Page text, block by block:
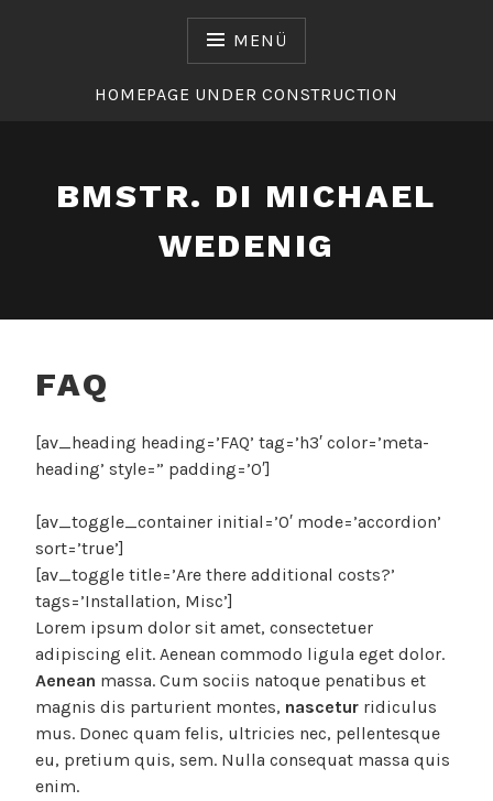
MENÜ
HOMEPAGE UNDER CONSTRUCTION
BMSTR. DI MICHAEL
WEDENIG
FAQ
[av_heading heading=’FAQ’ tag=’h3′ color=’meta-
heading’ style=” padding=’0′]
[av_toggle_container initial=’0′ mode=’accordion’
sort=’true’]
[av_toggle title=’Are there additional costs?’
tags=’Installation, Misc’]
Lorem ipsum dolor sit amet, consectetuer
adipiscing elit. Aenean commodo ligula eget dolor.
Aenean massa. Cum sociis natoque penatibus et
magnis dis parturient montes, nascetur ridiculus
mus. Donec quam felis, ultricies nec, pellentesque
eu, pretium quis, sem. Nulla consequat massa quis
enim.